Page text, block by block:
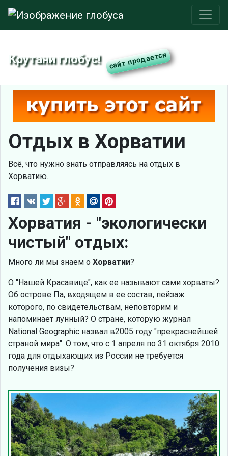
Крутани глобус!
Отдых в Хорватии
Всё, что нужно знать отправляясь на отдых в
Хорватию.
Хорватия - "экологически
чистый" отдых:
Много ли мы знаем о Хорватии?
О "Нашей Красавице", как ее называют сами хорваты?
Об острове Па, входящем в ее состав, пейзаж
которого, по свидетельствам, неповторим и
напоминает лунный? О стране, которую журнал
National Geographic назвал в2005 году "прекраснейшей
страной мира". О том, что с 1 апреля по 31 октября 2010
года для отдыхающих из России не требуется
получения визы?